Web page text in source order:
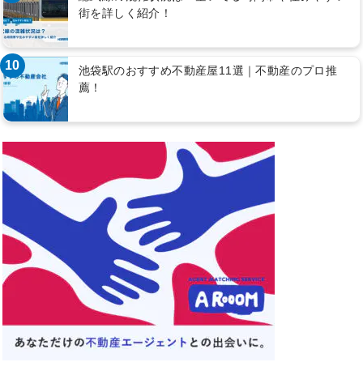
街を詳しく紹介！
10
池袋駅のおすすめ不動産屋11選｜不動産のプロ推
薦！